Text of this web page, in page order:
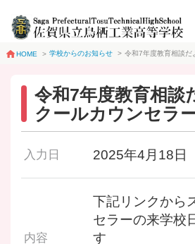
HOME > 学校からのお知らせ > 令和7年度教育相談だ
令和7年度教育相談
クールカウンセラ
入力日 2025年4月18日
内容
下記リンクから
セラーの来学校
す